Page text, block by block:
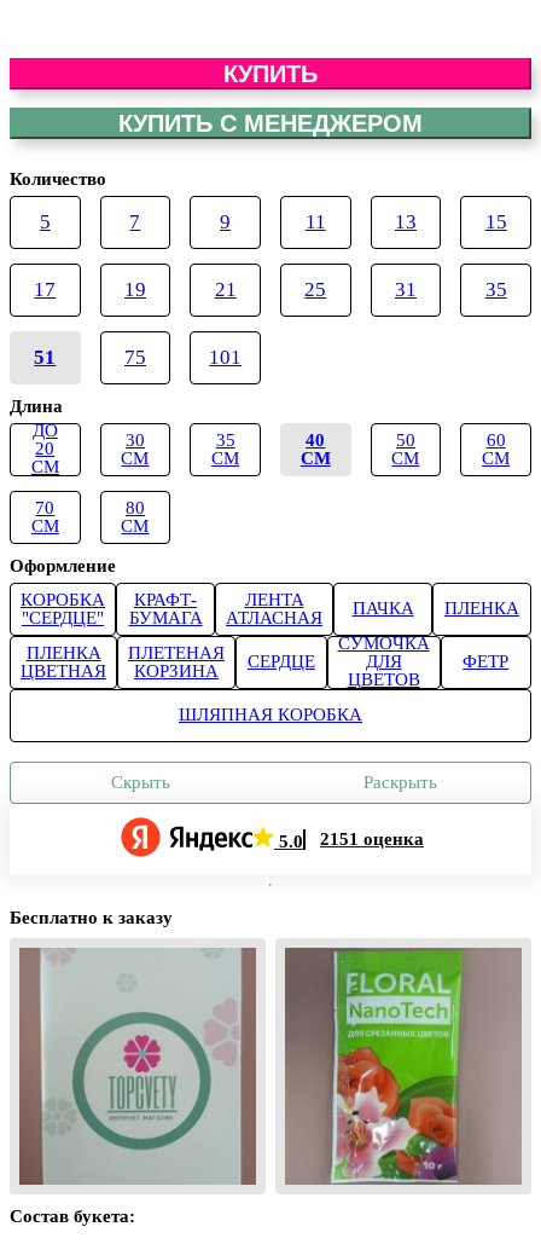
КУПИТЬ
КУПИТЬ С МЕНЕДЖЕРОМ
Количество
5 7 9 11 13 15
17 19 21 25 31 35
51 75 101
Длина
ДО
20
СМ
30
СМ
35
СМ
40
СМ
50
СМ
60
СМ
70
СМ
80
СМ
Оформление
КОРОБКА
"СЕРДЦЕ"
КРАФТ-
БУМАГА
ЛЕНТА
АТЛАСНАЯ
ПАЧКА ПЛЕНКА
ПЛЕНКА
ЦВЕТНАЯ
ПЛЕТЕНАЯ
КОРЗИНА
СЕРДЦЕ
СУМОЧКА
ДЛЯ
ЦВЕТОВ
ФЕТР
ШЛЯПНАЯ КОРОБКА
Скрыть Раскрыть
5.0 2151 оценка
Бесплатно к заказу
Состав букета: